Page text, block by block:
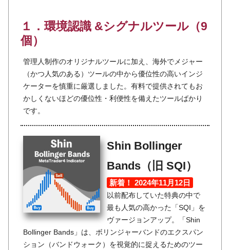
１．環境認識 &シグナルツール（9
個）
管理人制作のオリジナルツールに加え、海外でメジャー
（かつ人気のある）ツールの中から優位性の高いインジ
ケーターを慎重に厳選しました。有料で提供されてもお
かしくないほどの優位性・利便性を備えたツールばかり
です。
Shin Bollinger
Bands（旧 SQI）
新着！ 2024年11月12日
以前配布していた特典の中で
最も人気の高かった「SQI」を
ヴァージョンアップ。「Shin
Bollinger Bands」は、ボリンジャーバンドのエクスパン
ション（バンドウォーク）を視覚的に捉えるためのツー